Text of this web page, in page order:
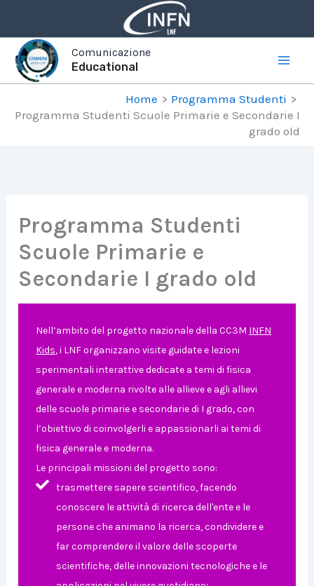
contenuto
Comunicazione
Educational
Home
Programma Studenti
Programma Studenti Scuole Primarie e Secondarie I
grado old
Programma Studenti
Scuole Primarie e
Secondarie I grado old
Nell’ambito del progetto nazionale della CC3M INFN
Kids, i LNF organizzano visite guidate e lezioni
sperimentali interattive dedicate a temi di fisica
generale e moderna rivolte alle allieve e agli allievi
delle scuole primarie e secondarie di I grado, con
l’obiettivo di coinvolgerli e appassionarli ai temi di
fisica generale e moderna.
Le principali missioni del progetto sono:
trasmettere sapere scientifico, facendo
conoscere le attività di ricerca dell'ente e le
persone che animano la ricerca, condividere e
far comprendere il valore delle scoperte
scientifiche, delle innovazioni tecnologiche e le